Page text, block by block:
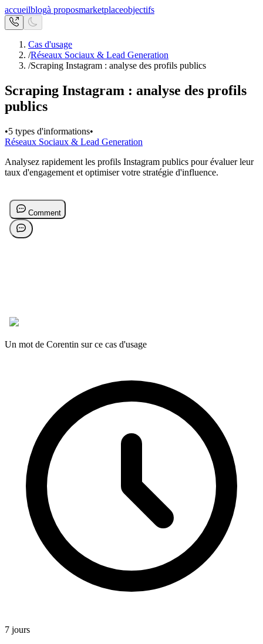
accueilblogà proposmarketplaceobjectifs
Cas d'usage
/Réseaux Sociaux & Lead Generation
/Scraping Instagram : analyse des profils publics
Scraping Instagram : analyse des profils
publics
•5 types d'informations•
Réseaux Sociaux & Lead Generation
Analysez rapidement les profils Instagram publics pour évaluer leur
taux d'engagement et optimiser votre stratégie d'influence.
Un mot de Corentin sur ce cas d'usage
7 jours